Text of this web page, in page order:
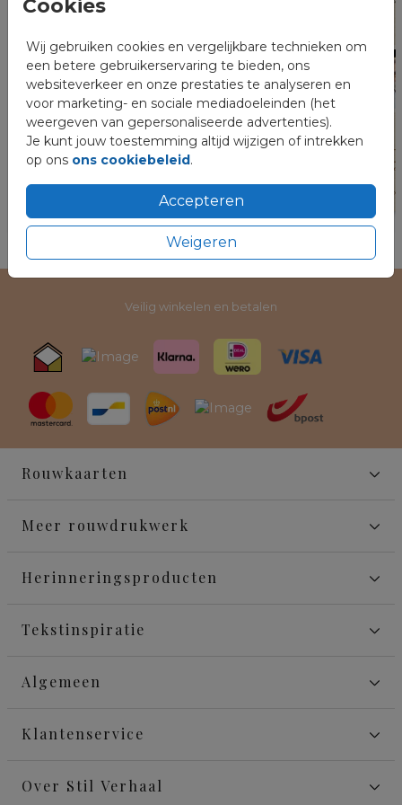
Cookies
Wij gebruiken cookies en vergelijkbare technieken om
een betere gebruikerservaring te bieden, ons
websiteverkeer en onze prestaties te analyseren en
voor marketing- en sociale mediadoeleinden (het
weergeven van gepersonaliseerde advertenties).
Je kunt jouw toestemming altijd wijzigen of intrekken
op ons ons cookiebeleid.
Accepteren
Weigeren
Veilig winkelen en betalen
Rouwkaarten
Meer rouwdrukwerk
Herinneringsproducten
Tekstinspiratie
Algemeen
Klantenservice
Over Stil Verhaal